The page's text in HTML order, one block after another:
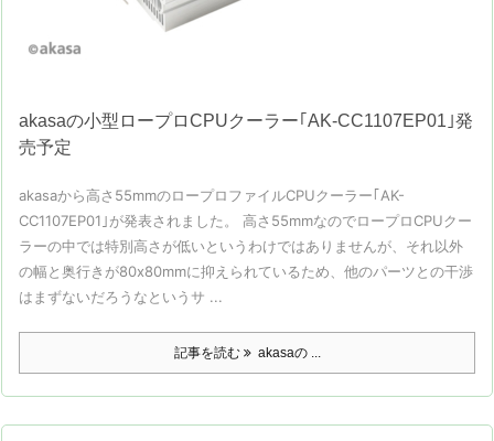
akasaの小型ロープロCPUクーラー｢AK-CC1107EP01｣発
売予定
akasaから高さ55mmのロープロファイルCPUクーラー｢AK-
CC1107EP01｣が発表されました。 高さ55mmなのでロープロCPUクー
ラーの中では特別高さが低いというわけではありませんが、それ以外
の幅と奥行きが80x80mmに抑えられているため、他のパーツとの干渉
はまずないだろうなというサ ...
記事を読む akasaの ...